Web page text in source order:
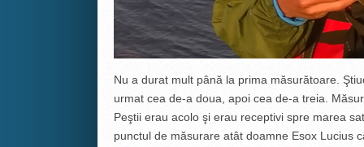
Nu a durat mult până la prima măsurătoare.
urmat cea de-a doua, apoi cea de-a treia.
Peştii erau acolo şi erau receptivi spre marea
punctul de măsurare atât doamne Esox Lucius